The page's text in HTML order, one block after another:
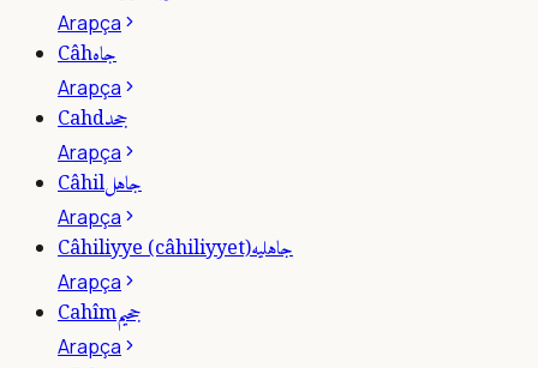
Arapça
Câhجاه
Arapça
Cahdجحد
Arapça
Câhilجاهل
Arapça
Câhiliyye (câhiliyyet)جاهليه
Arapça
Cahîmجحيم
Arapça